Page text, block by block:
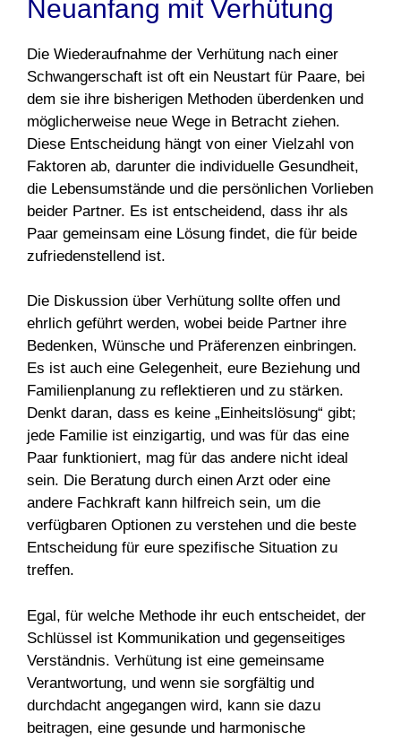
Neuanfang mit Verhütung
Die Wiederaufnahme der Verhütung nach einer
Schwangerschaft ist oft ein Neustart für Paare, bei
dem sie ihre bisherigen Methoden überdenken und
möglicherweise neue Wege in Betracht ziehen.
Diese Entscheidung hängt von einer Vielzahl von
Faktoren ab, darunter die individuelle Gesundheit,
die Lebensumstände und die persönlichen Vorlieben
beider Partner. Es ist entscheidend, dass ihr als
Paar gemeinsam eine Lösung findet, die für beide
zufriedenstellend ist.
Die Diskussion über Verhütung sollte offen und
ehrlich geführt werden, wobei beide Partner ihre
Bedenken, Wünsche und Präferenzen einbringen.
Es ist auch eine Gelegenheit, eure Beziehung und
Familienplanung zu reflektieren und zu stärken.
Denkt daran, dass es keine „Einheitslösung“ gibt;
jede Familie ist einzigartig, und was für das eine
Paar funktioniert, mag für das andere nicht ideal
sein. Die Beratung durch einen Arzt oder eine
andere Fachkraft kann hilfreich sein, um die
verfügbaren Optionen zu verstehen und die beste
Entscheidung für eure spezifische Situation zu
treffen.
Egal, für welche Methode ihr euch entscheidet, der
Schlüssel ist Kommunikation und gegenseitiges
Verständnis. Verhütung ist eine gemeinsame
Verantwortung, und wenn sie sorgfältig und
durchdacht angegangen wird, kann sie dazu
beitragen, eine gesunde und harmonische